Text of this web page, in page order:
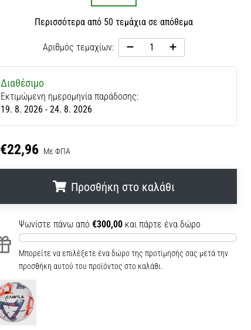
Περισσότερα από 50 τεμάχια σε απόθεμα
Αριθμός τεμαχίων:
Διαθέσιμο
Εκτιμώμενη ημερομηνία παράδοσης:
19. 8. 2026 - 24. 8. 2026
€22,96 Με ΦΠΑ
Προσθήκη στο καλάθι
..
Ψωνίστε πάνω από €300,00 και πάρτε ένα δώρο
Μπορείτε να επιλέξετε ένα δώρο της προτίμησής σας μετά την
προσθήκη αυτού του προϊόντος στο καλάθι.